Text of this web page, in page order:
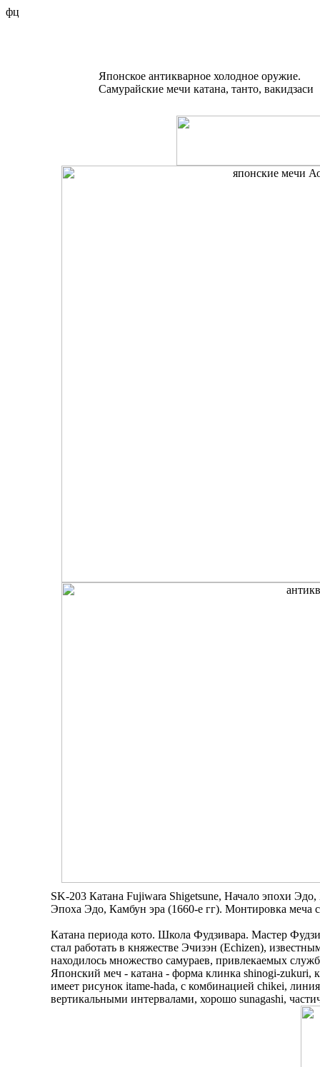
фц
Японское антикварное холодное оружие.
Самурайские мечи катана, танто, вакидзаси
SK-203 Катана Fujiwara Shigetsune, Начало эпохи
Эпоха Эдо, Камбун эра (1660-е гг). Монтировка меча
Катана периода кото. Школа Фудзивара. Мастер
стал работать в княжестве Эчизэн (Echizen),
находилось множество самураев, привлекаемых
Японский меч - катана - форма клинка shinogi-zukuri,
имеет рисунок itame-hada, с комбинацией chikei,
вертикальными интервалами, хорошо sunagashi,